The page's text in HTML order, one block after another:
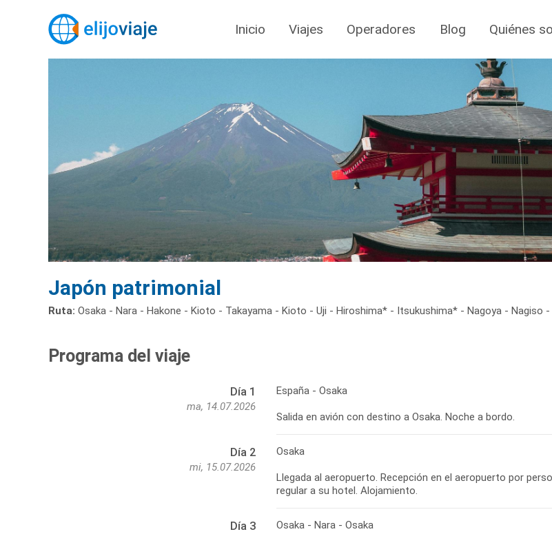
Inicio Viajes Operadores Blog Quiénes
Japón patrimonial
Ruta: Osaka - Nara - Hakone - Kioto - Takayama - Kioto - Uji - Hiroshima* - Itsukushima* - Nagoya - Nagiso
Programa del viaje
Día 1
ma, 14.07.2026
España - Osaka
Salida en avión con destino a Osaka. Noche a bordo.
Día 2
mi, 15.07.2026
Osaka
Llegada al aeropuerto. Recepción en el aeropuerto por
regular a su hotel. Alojamiento.
Día 3 Osaka - Nara - Osaka